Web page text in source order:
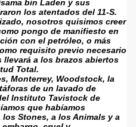
bin Laden y sus
los atentados del 11-S.
nosotros quisimos creer
pongo de manifiesto en
con el petróleo, o más
requisito previo necesario
llevará a los brazos abiertos
Total.
Monterrey, Woodstock, la
de un lavado de
Instituto Tavistock de
que habíamos
Stones, a los Animals y a